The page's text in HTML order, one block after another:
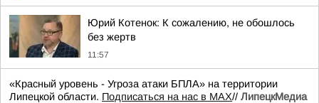
Юрий Котенок: К сожалению, не обошлось
без жертв
11:57
«Красный уровень - Угроза атаки БПЛА» на территории
Липецкой области. Подписаться на нас в МАХ// ЛипецкМедиа